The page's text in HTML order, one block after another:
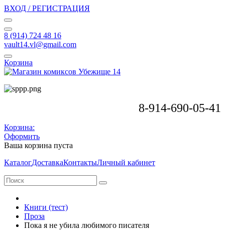
ВХОД / РЕГИСТРАЦИЯ
8 (914) 724 48 16
vault14.vl@gmail.com
Корзина
8-914-690-05-41
Корзина:
Оформить
Ваша корзина пуста
КаталогДоставкаКонтактыЛичный кабинет
Книги (тест)
Проза
Пока я не убила любимого писателя